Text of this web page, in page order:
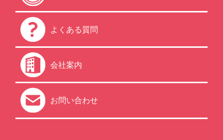
よくある質問
会社案内
お問い合わせ